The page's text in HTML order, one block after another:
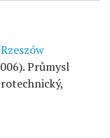
Rzeszów
Průmysl